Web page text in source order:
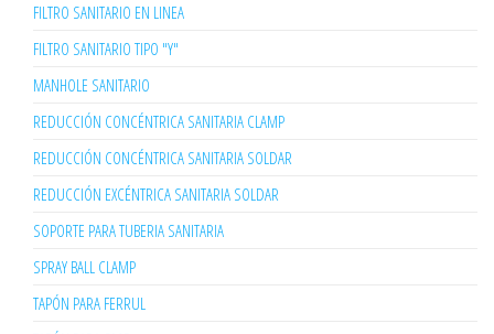
FILTRO SANITARIO EN LINEA
FILTRO SANITARIO TIPO "Y"
MANHOLE SANITARIO
REDUCCIÓN CONCÉNTRICA SANITARIA CLAMP
REDUCCIÓN CONCÉNTRICA SANITARIA SOLDAR
REDUCCIÓN EXCÉNTRICA SANITARIA SOLDAR
SOPORTE PARA TUBERIA SANITARIA
SPRAY BALL CLAMP
TAPÓN PARA FERRUL